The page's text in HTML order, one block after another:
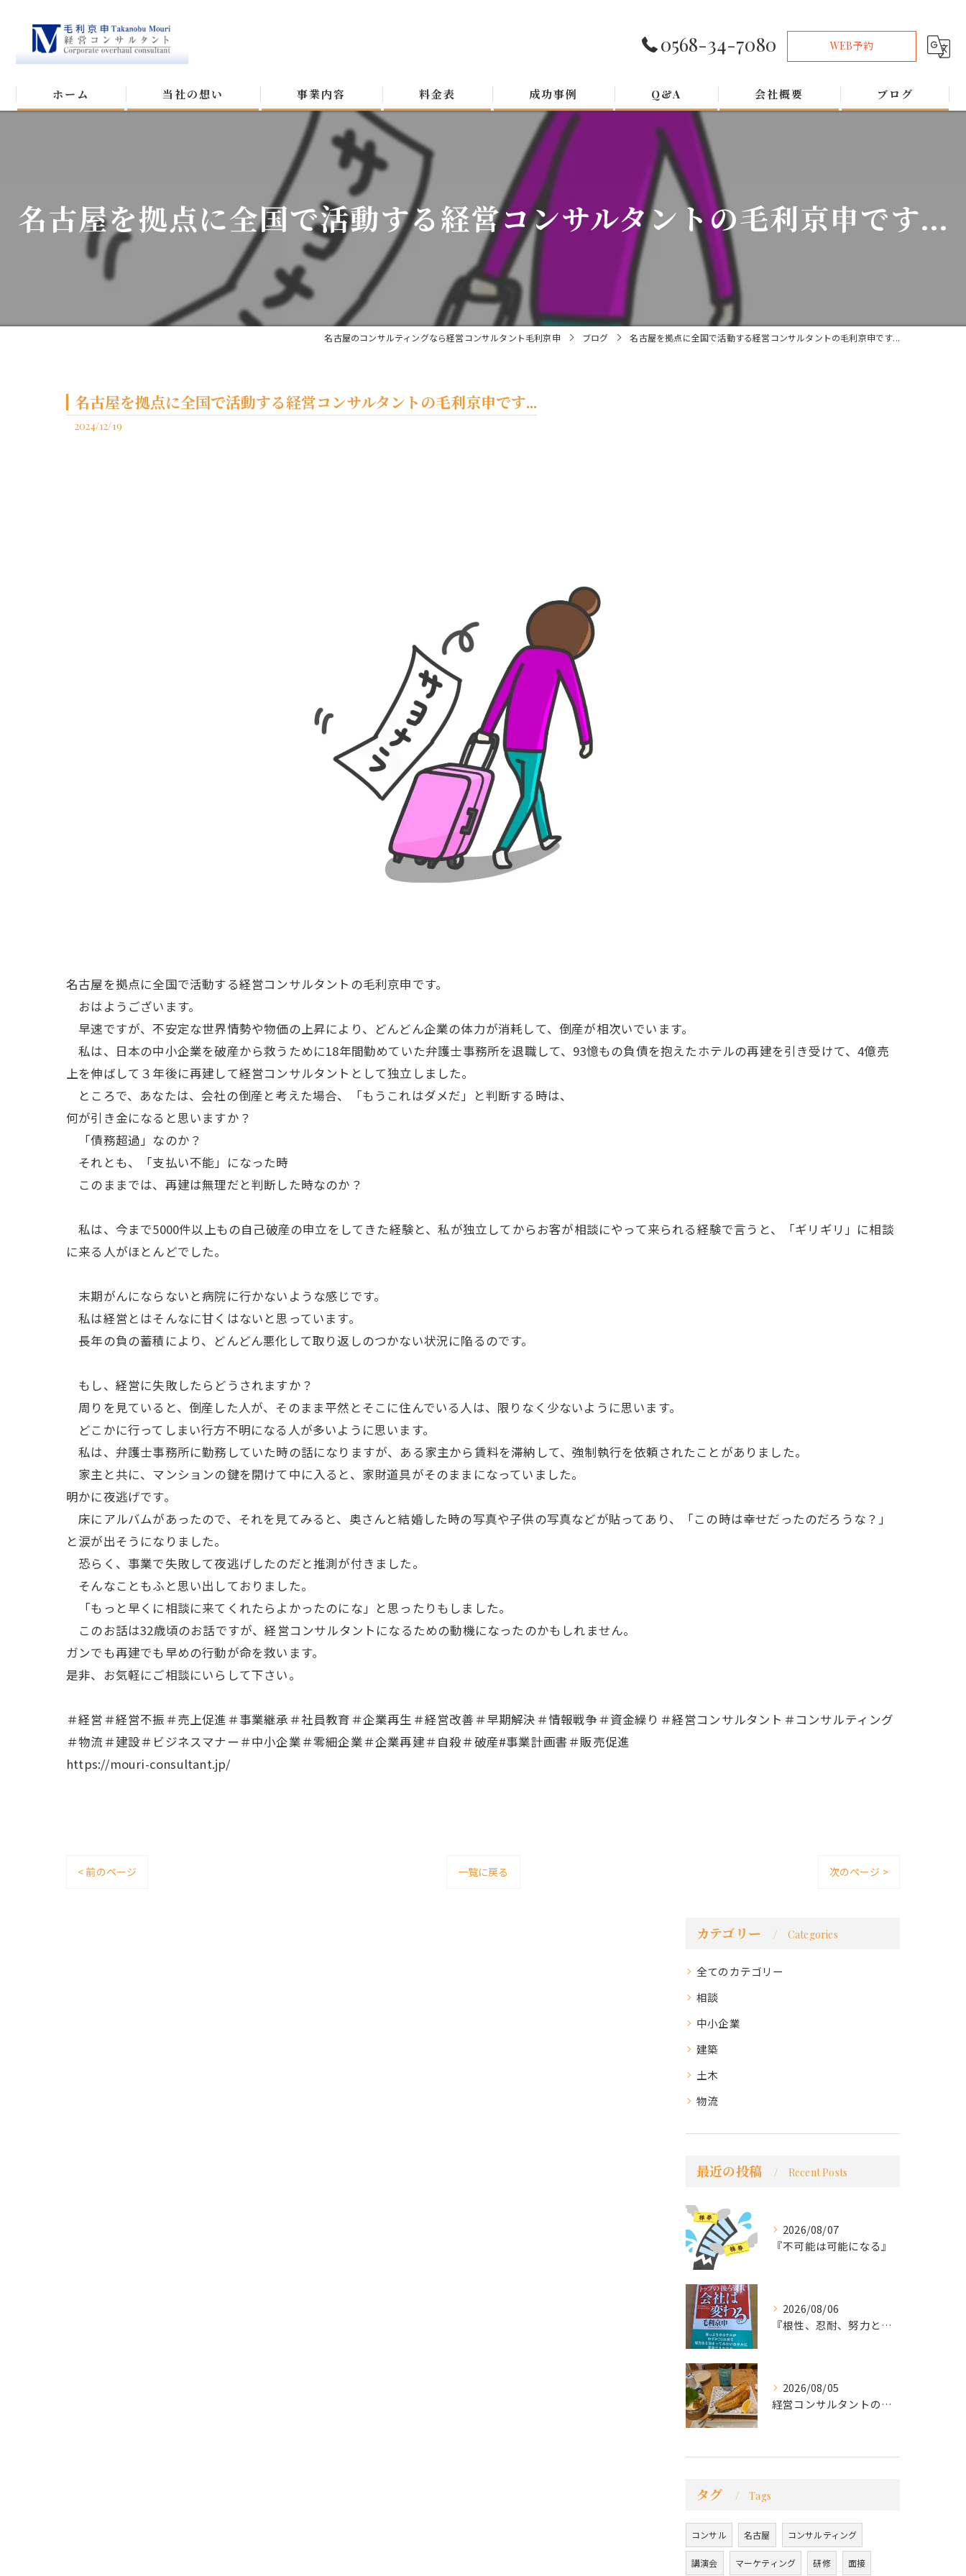
0568-34-7080 WEB予約
ホーム 当社の想い 事業内容 料金表 成功事例 Q&A 会社概要 ブログ
名古屋を拠点に全国で活動する経営コンサルタントの毛利京申です...
名古屋のコンサルティングなら経営コンサルタント毛利京申 ブログ 名古屋を拠点に全国で活動する経営コンサルタントの毛利京申です...
名古屋を拠点に全国で活動する経営コンサルタントの毛利京申です...
2024/12/19
名古屋を拠点に全国で活動する経営コンサルタントの毛利京申です。
おはようございます。
早速ですが、不安定な世界情勢や物価の上昇により、どんどん企業の体力が消耗して、倒産が相次いでいます。
私は、日本の中小企業を破産から救うために18年間勤めていた弁護士事務所を退職して、93憶もの負債を抱えたホテルの再建を引き受けて、4億売
上を伸ばして３年後に再建して経営コンサルタントとして独立しました。
ところで、あなたは、会社の倒産と考えた場合、「もうこれはダメだ」と判断する時は、
何が引き金になると思いますか？
「債務超過」なのか？
それとも、「支払い不能」になった時
このままでは、再建は無理だと判断した時なのか？
私は、今まで5000件以上もの自己破産の申立をしてきた経験と、私が独立してからお客が相談にやって来られる経験で言うと、「ギリギリ」に相談
に来る人がほとんどでした。
末期がんにならないと病院に行かないような感じです。
私は経営とはそんなに甘くはないと思っています。
長年の負の蓄積により、どんどん悪化して取り返しのつかない状況に陥るのです。
もし、経営に失敗したらどうされますか？
周りを見ていると、倒産した人が、そのまま平然とそこに住んでいる人は、限りなく少ないように思います。
どこかに行ってしまい行方不明になる人が多いように思います。
私は、弁護士事務所に勤務していた時の話になりますが、ある家主から賃料を滞納して、強制執行を依頼されたことがありました。
家主と共に、マンションの鍵を開けて中に入ると、家財道具がそのままになっていました。
明かに夜逃げです。
床にアルバムがあったので、それを見てみると、奥さんと結婚した時の写真や子供の写真などが貼ってあり、「この時は幸せだったのだろうな？」
と涙が出そうになりました。
恐らく、事業で失敗して夜逃げしたのだと推測が付きました。
そんなこともふと思い出しておりました。
「もっと早くに相談に来てくれたらよかったのにな」と思ったりもしました。
このお話は32歳頃のお話ですが、経営コンサルタントになるための動機になったのかもしれません。
ガンでも再建でも早めの行動が命を救います。
是非、お気軽にご相談にいらして下さい。
＃経営＃経営不振＃売上促進＃事業継承＃社員教育＃企業再生＃経営改善＃早期解決＃情報戦争＃資金繰り＃経営コンサルタント＃コンサルティング
＃物流＃建設＃ビジネスマナー＃中小企業＃零細企業＃企業再建＃自殺＃破産#事業計画書＃販売促進
https://mouri-consultant.jp/
< 前のページ 一覧に戻る 次のページ >
カテゴリー Categories
全てのカテゴリー
相談
中小企業
建築
土木
物流
最近の投稿 Recent Posts
2026/08/07
『不可能は可能になる』
2026/08/06
『根性、忍耐、努力という言葉は死語なのか』
2026/08/05
経営コンサルタントのモーちゃん・毛利京申です。
タグ Tags
コンサル 名古屋 コンサルティング
講演会 マーケティング 研修 面接